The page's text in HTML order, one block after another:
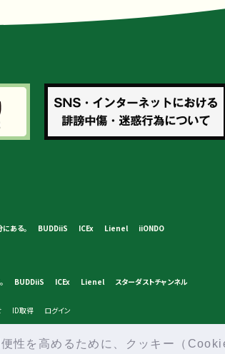
性を高めるために、クッキー（
ある。 BUDDiiS ICEx Lienel iiONDO
BUDDiiS ICEx Lienel スターダストチャンネル
ID取得 ログイン